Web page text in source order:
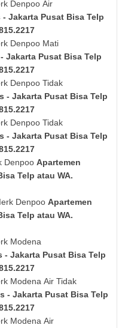
Denpoo Air
Jakarta Pusat Bisa Telp
Denpoo Mati
Jakarta Pusat Bisa Telp
Denpoo Tidak
- Jakarta Pusat Bisa Telp
Denpoo Tidak
- Jakarta Pusat Bisa Telp
Denpoo Apartemen
Telp atau WA.
Denpoo Apartemen
Telp atau WA.
Modena
- Jakarta Pusat Bisa Telp
Modena Air Tidak
- Jakarta Pusat Bisa Telp
Modena Air